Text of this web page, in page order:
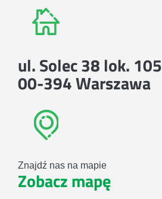
ul. Solec 38 lok. 105
00-394 Warszawa
Znajdź nas na mapie
Zobacz mapę